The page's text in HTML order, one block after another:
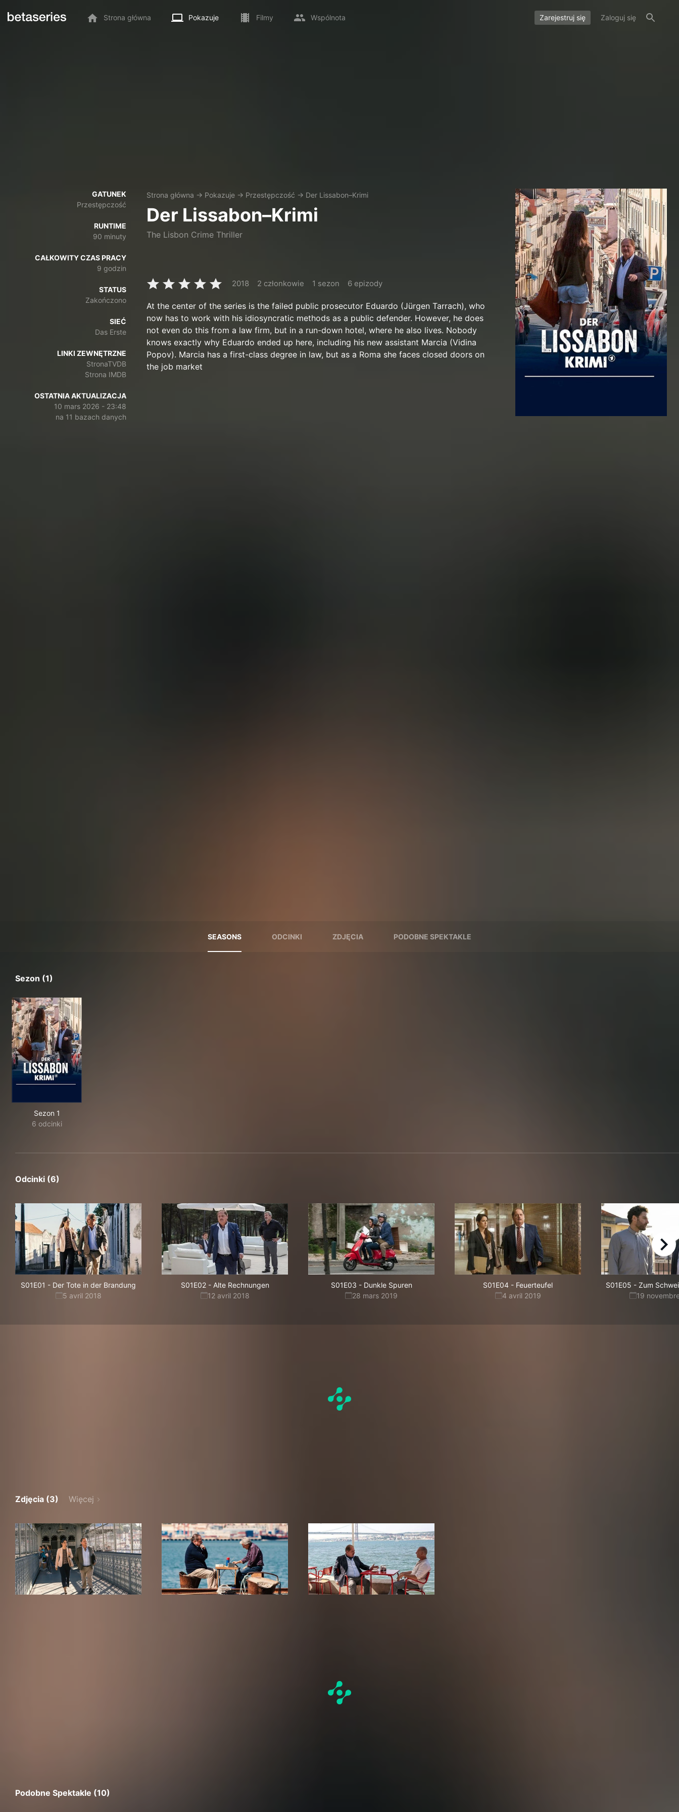
Strona główna Pokazuje Filmy Wspólnota Zarejestruj się Zaloguj się
GATUNEK
Przestępczość
RUNTIME
90 minuty
CAŁKOWITY CZAS PRACY
9 godzin
STATUS
Zakończono
SIEĆ
Das Erste
LINKI ZEWNĘTRZNE
StronaTVDB
Strona IMDB
OSTATNIA AKTUALIZACJA
10 mars 2026 - 23:48
na 11 bazach danych
Strona główna → Pokazuje → Przestępczość → Der Lissabon–Krimi
Der Lissabon–Krimi
The Lisbon Crime Thriller
2018 2 członkowie 1 sezon 6 epizody
At the center of the series is the failed public prosecutor Eduardo (Jürgen Tarrach), who
now has to work with his idiosyncratic methods as a public defender. However, he does
not even do this from a law firm, but in a run-down hotel, where he also lives. Nobody
knows exactly why Eduardo ended up here, including his new assistant Marcia (Vidina
Popov). Marcia has a first-class degree in law, but as a Roma she faces closed doors on
the job market
SEASONS ODCINKI ZDJĘCIA PODOBNE SPEKTAKLE
Sezon (1)
Sezon 1
6 odcinki
Odcinki (6)
S01E01 - Der Tote in der Brandung
5 avril 2018
S01E02- Alte Rechnungen
12 avril 2018
S01E03 - Dunkle Spuren
28 mars 2019
S01E04 - Feuerteufel
4 avril 2019
S01E05 - Zum
19
right
Zdjęcia (3) Więcej
Podobne Spektakle (10)